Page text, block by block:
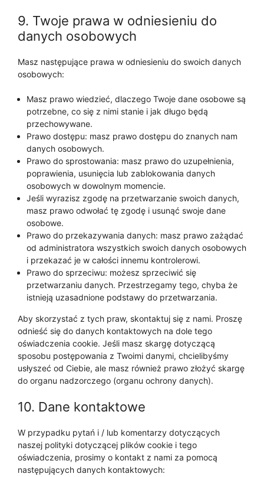
9. Twoje prawa w odniesieniu do
danych osobowych
Masz następujące prawa w odniesieniu do swoich danych
osobowych:
Masz prawo wiedzieć, dlaczego Twoje dane osobowe są
potrzebne, co się z nimi stanie i jak długo będą
przechowywane.
Prawo dostępu: masz prawo dostępu do znanych nam
danych osobowych.
Prawo do sprostowania: masz prawo do uzupełnienia,
poprawienia, usunięcia lub zablokowania danych
osobowych w dowolnym momencie.
Jeśli wyrazisz zgodę na przetwarzanie swoich danych,
masz prawo odwołać tę zgodę i usunąć swoje dane
osobowe.
Prawo do przekazywania danych: masz prawo zażądać
od administratora wszystkich swoich danych osobowych
i przekazać je w całości innemu kontrolerowi.
Prawo do sprzeciwu: możesz sprzeciwić się
przetwarzaniu danych. Przestrzegamy tego, chyba że
istnieją uzasadnione podstawy do przetwarzania.
Aby skorzystać z tych praw, skontaktuj się z nami. Proszę
odnieść się do danych kontaktowych na dole tego
oświadczenia cookie. Jeśli masz skargę dotyczącą
sposobu postępowania z Twoimi danymi, chcielibyśmy
usłyszeć od Ciebie, ale masz również prawo złożyć skargę
do organu nadzorczego (organu ochrony danych).
10. Dane kontaktowe
W przypadku pytań i / lub komentarzy dotyczących
naszej polityki dotyczącej plików cookie i tego
oświadczenia, prosimy o kontakt z nami za pomocą
następujących danych kontaktowych: